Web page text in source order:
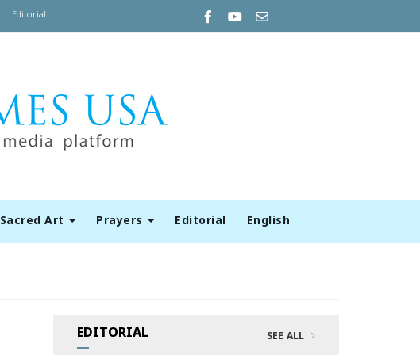
Editorial
Sacred Art Prayers Editorial English
EDITORIAL SEE ALL